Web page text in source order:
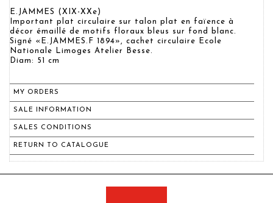
E.JAMMES (XIX-XXe)
Important plat circulaire sur talon plat en faïence à
décor émaillé de motifs floraux bleus sur fond blanc.
Signé «E.JAMMES.F 1894», cachet circulaire Ecole
Nationale Limoges Atelier Besse.
Diam: 51 cm
MY ORDERS
SALE INFORMATION
SALES CONDITIONS
RETURN TO CATALOGUE